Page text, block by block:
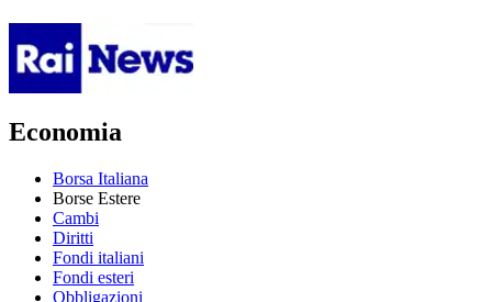
Economia
Borsa Italiana
Borse Estere
Cambi
Diritti
Fondi italiani
Fondi esteri
Obbligazioni